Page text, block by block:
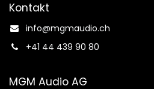
Kontakt
info@mgmaudio.ch​
+41 44 439 90 80
MGM Audio AG